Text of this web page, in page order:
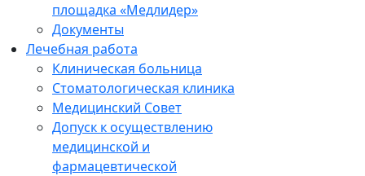
площадка «Медлидер»
Документы
Лечебная работа
Клиническая больница
Стоматологическая клиника
Медицинский Совет
Допуск к осуществлению
медицинской и
фармацевтической